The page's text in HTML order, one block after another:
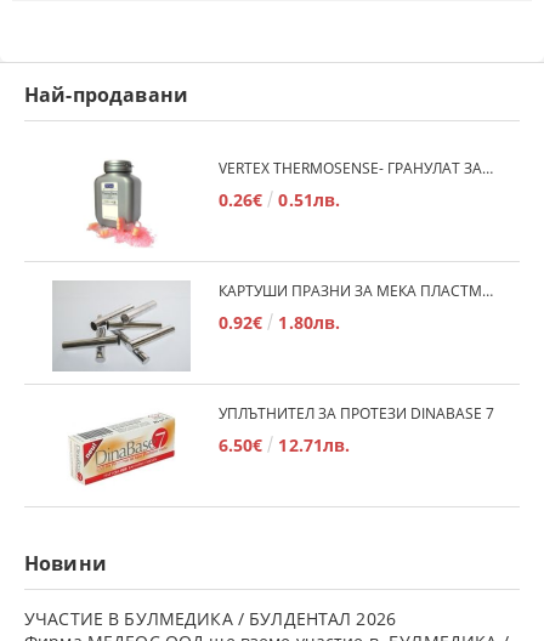
Най-продавани
VERTEX THERMOSENSE- ГРАНУЛАТ ЗА МЕКИ ПРОТЕЗИ
0.26€ 0.51лв.
КАРТУШИ ПРАЗНИ ЗА МЕКА ПЛАСТМАСА
0.92€ 1.80лв.
УПЛЪТНИТЕЛ ЗА ПРОТЕЗИ DINABASE 7
6.50€ 12.71лв.
Новини
УЧАСТИЕ В БУЛМЕДИКА / БУЛДЕНТАЛ 2026